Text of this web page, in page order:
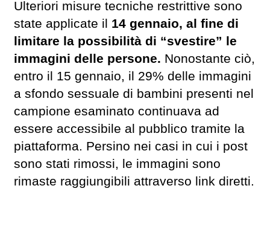
Ulteriori misure tecniche restrittive sono
state applicate il 14 gennaio, al fine di
limitare la possibilità di “svestire” le
immagini delle persone. Nonostante ciò,
entro il 15 gennaio, il 29% delle immagini
a sfondo sessuale di bambini presenti nel
campione esaminato continuava ad
essere accessibile al pubblico tramite la
piattaforma. Persino nei casi in cui i post
sono stati rimossi, le immagini sono
rimaste raggiungibili attraverso link diretti.